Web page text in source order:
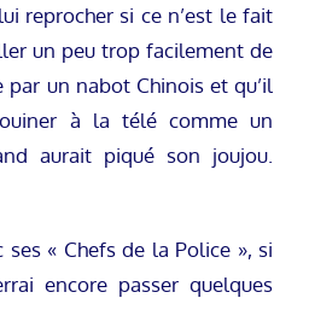
reprocher si ce n’est le fait
un peu trop facilement de
un nabot Chinois et qu’il
à la télé comme un
aurait piqué son joujou.
« Chefs de la Police », si
encore passer quelques